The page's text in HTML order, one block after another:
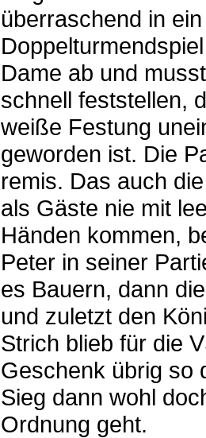
überraschend in ein
Dame ab und
schnell feststellen,
weiße Festung
geworden ist. Die
remis. Das auch
als Gäste nie mit
Händen kommen,
Peter in seiner
es Bauern, dann
und zuletzt den
Strich blieb für die
Geschenk übrig so
Sieg dann wohl
Ordnung geht.